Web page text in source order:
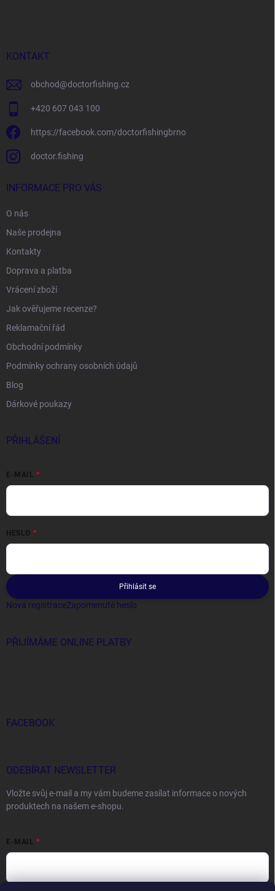
KONTAKT
obchod@doctorfishing.cz
+420 607 043 100
https://facebook.com/doctorfishingbrno
doctor.fishing
INFORMACE PRO VÁS
O nás
Naše prodejna
Kontakty
Doprava a platba
Vrácení zboží
Jak ověřujeme recenze?
Reklamační řád
Obchodní podmínky
Podmínky ochrany osobních údajů
Blog
Dárkové poukazy
PŘIHLÁŠENÍ
E-MAIL
HESLO
Přihlásit se
Nová registraceZapomenuté heslo
PŘIJÍMÁME ONLINE PLATBY
FACEBOOK
ODEBÍRAT NEWSLETTER
Vložte svůj e-mail a my vám budeme zasílat informace o nových
produktech na našem e-shopu.
E-MAIL